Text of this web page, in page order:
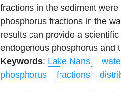
fractions in the sediment
phosphorus fractions in the
results can provide a
endogenous phosphorus and
Keywords: Lake Nansi
phosphorus
fractions